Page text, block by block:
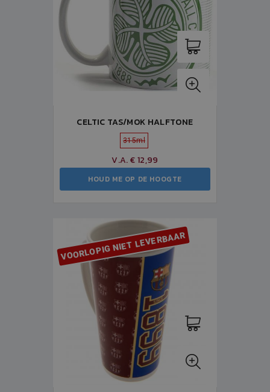
CELTIC TAS/MOK HALFTONE
315ml
V.A. € 12,99
HOUD ME OP DE HOOGTE
VOORLOPIG NIET LEVERBAAR